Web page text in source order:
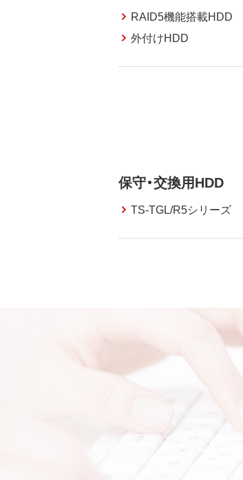
RAID5機能搭載HDD
外付けHDD
保守・交換用HDD
TS-TGL/R5シリーズ